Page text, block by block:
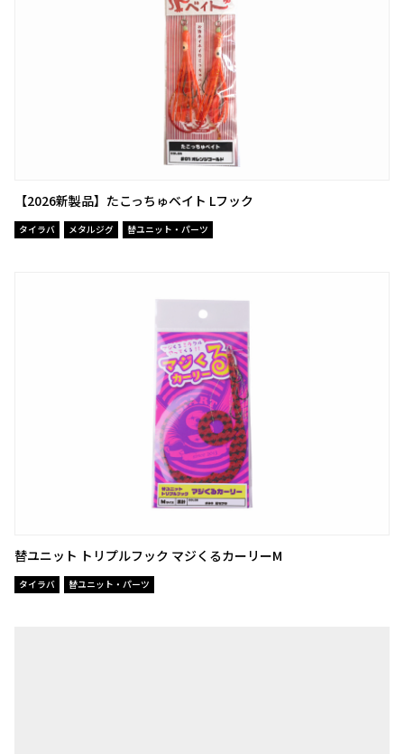
【2026新製品】たこっちゅベイト Lフック
タイラバ メタルジグ 替ユニット・パーツ
替ユニット トリプルフック マジくるカーリーM
タイラバ 替ユニット・パーツ